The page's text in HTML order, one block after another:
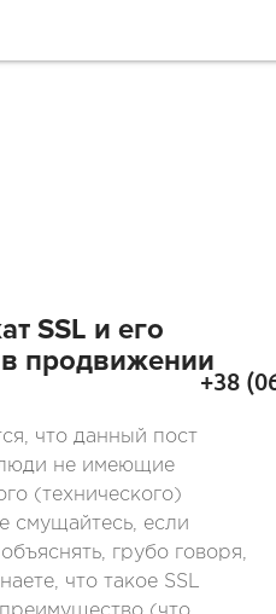
+38
SSL и его
продвижении
что данный пост
люди не имеющие
(технического)
смущайтесь, если
грубо говоря,
что такое SSL